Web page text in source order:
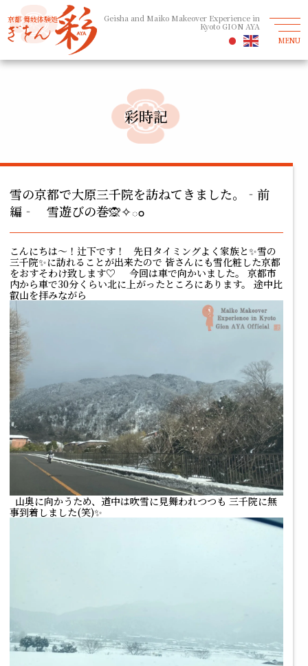
京都 舞妓体験処 Geisha and Maiko Makeover Experience in
Kyoto GION AYA
MENU
彩時記
雪の京都で大原三千院を訪ねてきました。‐前
編‐ 雪遊びの巻🙊✧ం
こんにちは～！辻下です！ 先日タイミングよく家族と✨雪の
三千院✨に訪れることが出来たので 皆さんにも雪化粧した京都
をおすそわけ致します♡ 今回は車で向かいました。 京都市
内から車で30分くらい北に上がったところにあります。 途中比
叡山を拝みながら
山奥に向かうため、道中は吹雪に見舞われつつも 三千院に無
事到着しました(笑)✨